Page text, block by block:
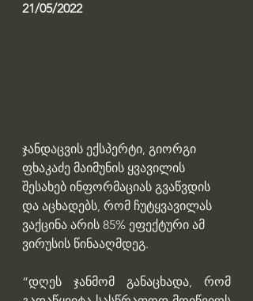
21/05/2022
ჯანდაცვის ექსპერტი, გიორგი
ფხაკაძე მაიმუნის ყვავილის
შესახებ ინფორმაციას გვაწვდის
და აცხადებს, რომ ჩუტყვავილას
ვაქცინა არის 85% ეფექტური ამ
ვირუსის წინააღმდეგ.
“დღეს ჯანმომ განაცხადა, რომ